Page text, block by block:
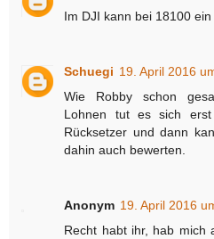
Im DJI kann bei 18100
Schuegi 19. April 2016
Wie Robby schon
Lohnen tut es sich
Rücksetzer und dann
dahin auch bewerten.
Anonym 19. April 2016
Recht habt ihr, hab mich